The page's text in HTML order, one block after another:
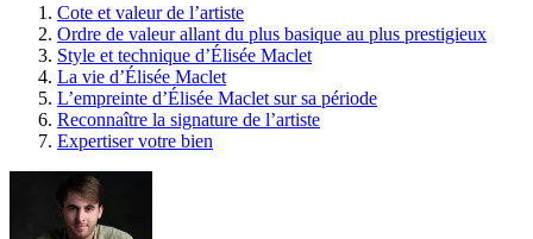
Cote et valeur de l’artiste
Ordre de valeur allant du plus basique au plus prestigieux
Style et technique d’Élisée Maclet
La vie d’Élisée Maclet
L’empreinte d’Élisée Maclet sur sa période
Reconnaître la signature de l’artiste
Expertiser votre bien